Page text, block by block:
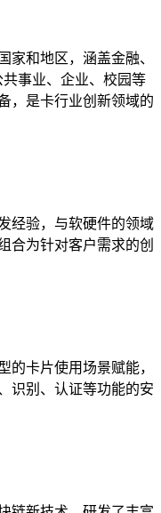
家和地区，涵盖金融、
事业、企业、校园等
，是卡行业创新领域的
经验，与软硬件的领域
合为针对客户需求的创
的卡片使用场景赋能，
识别、认证等功能的安